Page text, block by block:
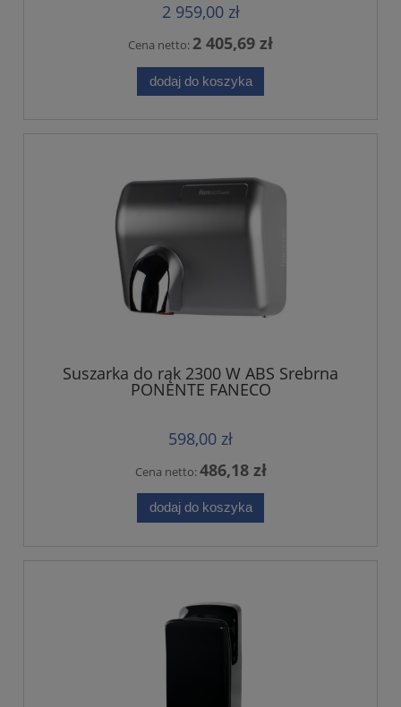
2 959,00 zł
Cena netto: 2 405,69 zł
dodaj do koszyka
Suszarka do rąk 2300 W ABS Srebrna
PONENTE FANECO
598,00 zł
Cena netto:486,18 zł
dodaj do koszyka